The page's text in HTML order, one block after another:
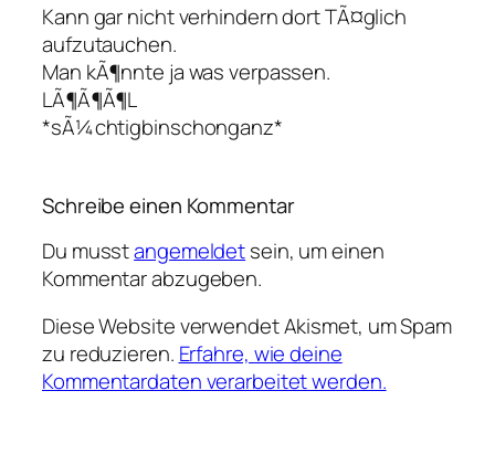
Kann gar nicht verhindern dort TÃ¤glich
aufzutauchen.
Man kÃ¶nnte ja was verpassen.
LÃ¶Ã¶Ã¶L
*sÃ¼chtigbinschonganz*
Schreibe einen Kommentar
Du musstangemeldetsein, um einen
Kommentar abzugeben.
Diese Website verwendet Akismet, um Spam
zu reduzieren. Erfahre, wie deine
Kommentardaten verarbeitet werden.